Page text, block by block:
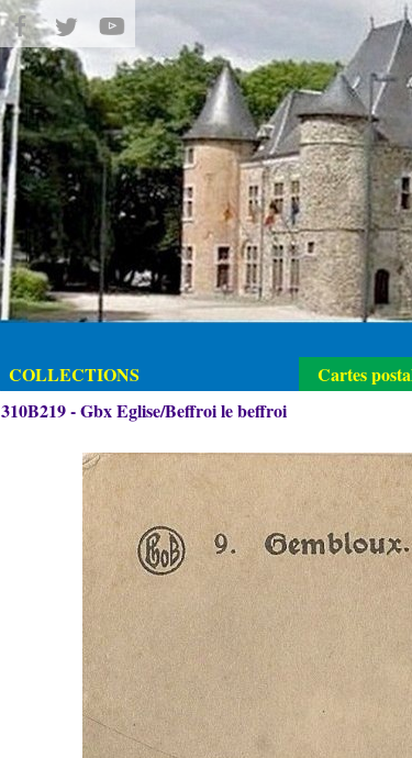
COLLECTIONS
Cartes
310B219 - Gbx Eglise/Beffroi le beffroi